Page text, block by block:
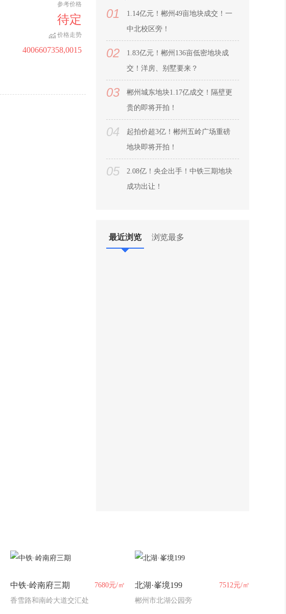
参考价格
待定
价格走势
4006607358,0015
01
1.14亿元！郴州49亩地块成交！一
中北校区旁！
02
1.83亿元！郴州136亩低密地块成
交！洋房、别墅要来？
03
郴州城东地块1.17亿成交！隔壁更
贵的即将开拍！
04
起拍价超3亿！郴州五岭广场重磅
地块即将开拍！
05
2.08亿！央企出手！中铁三期地块
成功出让！
07
华尔接手！恒大华府四期地块顺利
成功出让！
2.76亿成交！东禹地产竞得北湖公
最近浏览 浏览最多
中铁·岭南府三期
7680元/㎡
香雪路和南岭大道交汇处
北湖·峯境199
7512元/㎡
郴州市北湖公园旁